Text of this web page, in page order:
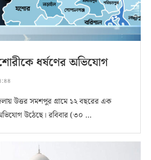
ধর্ষণের অভিযোগ
উত্তর সমশপুর গ্রামে ১২ বছরের এক
উঠেছে। রবিবার (৩০ …